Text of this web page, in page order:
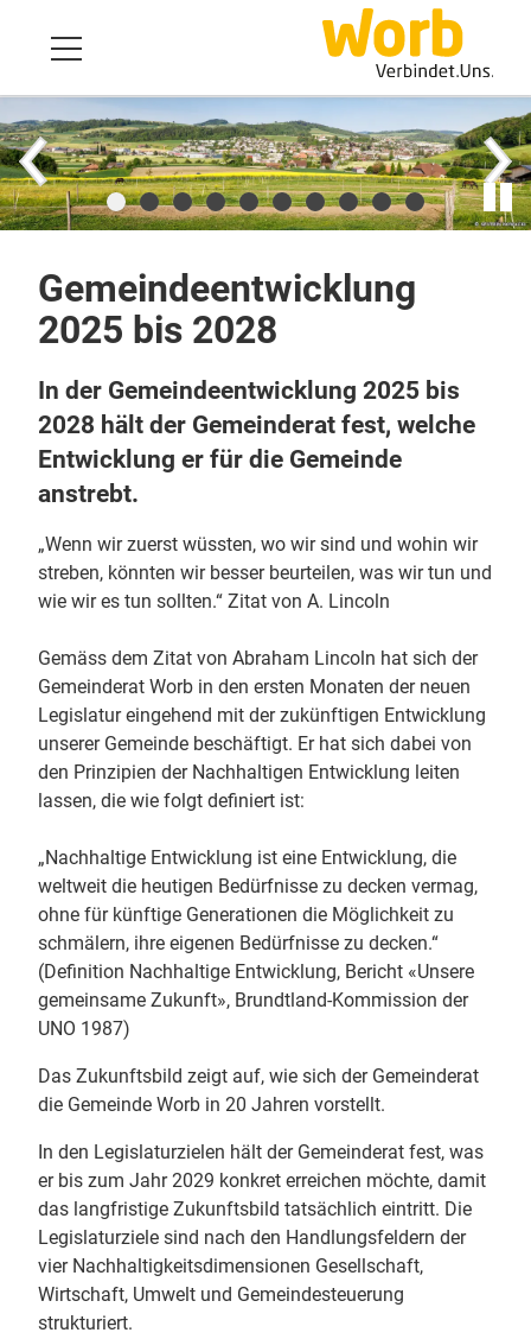
Gemeindeentwicklung
2025 bis 2028
In der Gemeindeentwicklung 2025 bis
2028 hält der Gemeinderat fest, welche
Entwicklung er für die Gemeinde
anstrebt.
„Wenn wir zuerst wüssten, wo wir sind und wohin wir
streben, könnten wir besser beurteilen, was wir tun und
wie wir es tun sollten.“ Zitat von A. Lincoln
Gemäss dem Zitat von Abraham Lincoln hat sich der
Gemeinderat Worb in den ersten Monaten der neuen
Legislatur eingehend mit der zukünftigen Entwicklung
unserer Gemeinde beschäftigt. Er hat sich dabei von
den Prinzipien der Nachhaltigen Entwicklung leiten
lassen, die wie folgt definiert ist:
„Nachhaltige Entwicklung ist eine Entwicklung, die
weltweit die heutigen Bedürfnisse zu decken vermag,
ohne für künftige Generationen die Möglichkeit zu
schmälern, ihre eigenen Bedürfnisse zu decken.“
(Definition Nachhaltige Entwicklung, Bericht «Unsere
gemeinsame Zukunft», Brundtland-Kommission der
UNO 1987)
Das Zukunftsbild zeigt auf, wie sich der Gemeinderat
die Gemeinde Worb in 20 Jahren vorstellt.
In den Legislaturzielen hält der Gemeinderat fest, was
er bis zum Jahr 2029 konkret erreichen möchte, damit
das langfristige Zukunftsbild tatsächlich eintritt. Die
Legislaturziele sind nach den Handlungsfeldern der
vier Nachhaltigkeitsdimensionen Gesellschaft,
Wirtschaft, Umwelt und Gemeindesteuerung
strukturiert.